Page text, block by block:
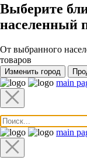
Выберите
населенный
От выбранного
товаров
Изменить город
main
main